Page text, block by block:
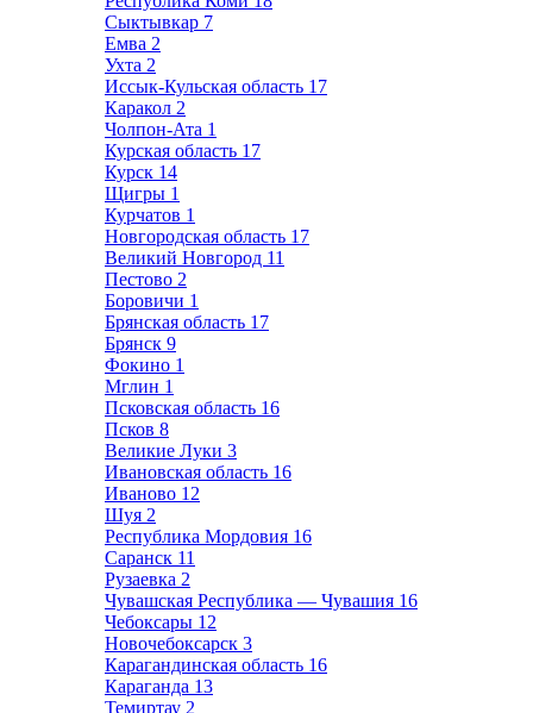
Сыктывкар 7
Емва 2
Ухта 2
Иссык-Кульская область 17
Каракол 2
Чолпон-Ата 1
Курская область 17
Курск 14
Щигры 1
Курчатов 1
Новгородская область 17
Великий Новгород 11
Пестово 2
Боровичи 1
Брянская область 17
Брянск 9
Фокино 1
Мглин 1
Псковская область 16
Псков 8
Великие Луки 3
Ивановская область 16
Иваново 12
Шуя 2
Республика Мордовия 16
Саранск 11
Рузаевка 2
Чувашская Республика — Чувашия 16
Чебоксары 12
Новочебоксарск 3
Карагандинская область 16
Караганда 13
Темиртау 2